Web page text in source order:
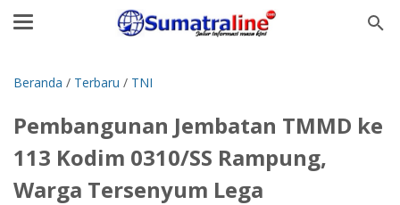
Beranda / Terbaru / TNI
Pembangunan Jembatan TMMD ke
113 Kodim 0310/SS Rampung,
Warga Tersenyum Lega